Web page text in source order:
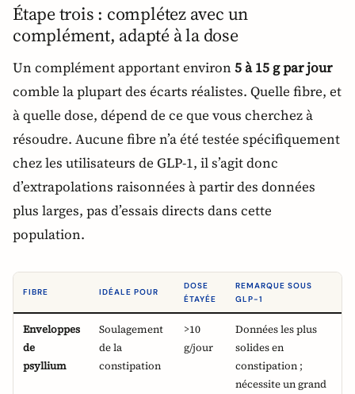
Étape trois : complétez avec un
complément, adapté à la dose
Un complément apportant environ 5 à 15 g par jour
comble la plupart des écarts réalistes. Quelle fibre, et
à quelle dose, dépend de ce que vous cherchez à
résoudre. Aucune fibre n’a été testée spécifiquement
chez les utilisateurs de GLP-1, il s’agit donc
d’extrapolations raisonnées à partir des données
plus larges, pas d’essais directs dans cette
population.
FIBRE IDÉALE POUR
DOSE
ÉTAYÉE
REMARQUE SOUS
GLP-1
Enveloppes
de
psyllium
Soulagement
de la
constipation
>10
g/jour
Données les plus
solides en
constipation ;
nécessite un grand